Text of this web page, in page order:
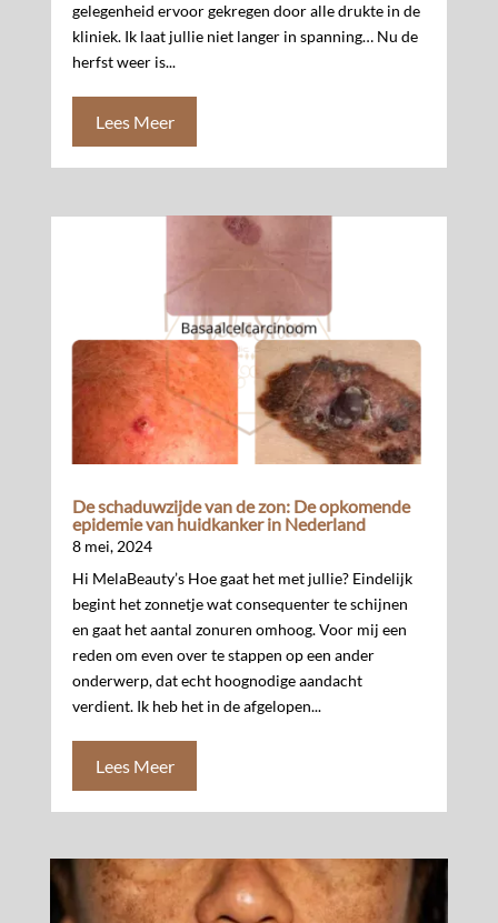
gelegenheid ervoor gekregen door alle drukte in de
kliniek. Ik laat jullie niet langer in spanning… Nu de
herfst weer is...
Lees Meer
De schaduwzijde van de zon: De opkomende
epidemie van huidkanker in Nederland
8 mei, 2024
Hi MelaBeauty’s Hoe gaat het met jullie? Eindelijk
begint het zonnetje wat consequenter te schijnen
en gaat het aantal zonuren omhoog. Voor mij een
reden om even over te stappen op een ander
onderwerp, dat echt hoognodige aandacht
verdient. Ik heb het in de afgelopen...
Lees Meer